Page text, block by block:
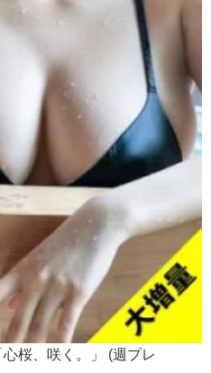
桜、咲く。」 (週プレ